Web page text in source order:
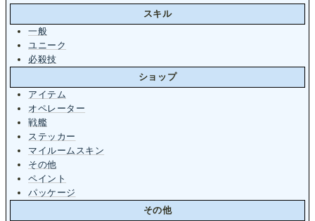
スキル
一般
ユニーク
必殺技
ショップ
アイテム
オペレーター
戦艦
ステッカー
マイルームスキン
その他
ペイント
パッケージ
その他